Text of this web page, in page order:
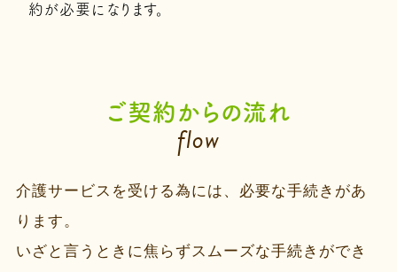
約が必要になります。
ご契約からの流れ
flow
介護サービスを受ける為には、必要な手続きがあ
ります。
いざと言うときに焦らずスムーズな手続きができ